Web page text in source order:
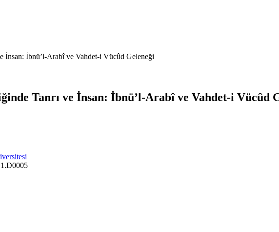
İnsan: İbnü’l-Arabî ve Vahdet-i Vücûd Geleneği
Tanrı ve İnsan: İbnü’l-Arabî ve Vahdet-i Vücûd